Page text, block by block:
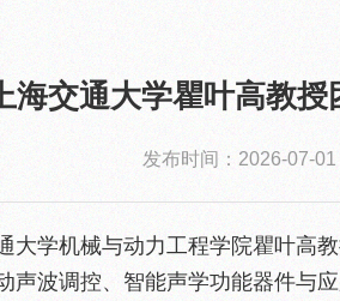
海交通大学瞿叶高教
发布时间：2026-07-
大学机械与动力工程学院瞿叶高
声波调控、智能声学功能器件与